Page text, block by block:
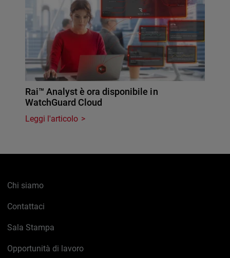
Rai™ Analyst è ora disponibile in
WatchGuard Cloud
Leggi l'articolo
Chi siamo
Contattaci
Sala Stampa
Opportunità di lavoro